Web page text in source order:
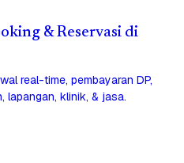
& Reservasi di
real-time, pembayaran DP,
klinik, & jasa.